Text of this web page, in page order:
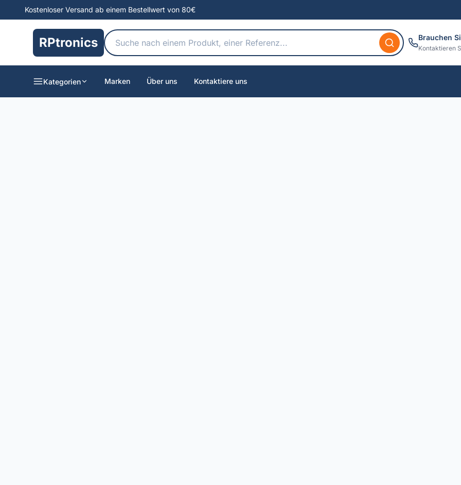
Kostenloser Versand ab einem Bestellwert von 80€
RPtronics Brauchen
Kontaktieren
Kategorien Marken Über uns Kontaktiere uns